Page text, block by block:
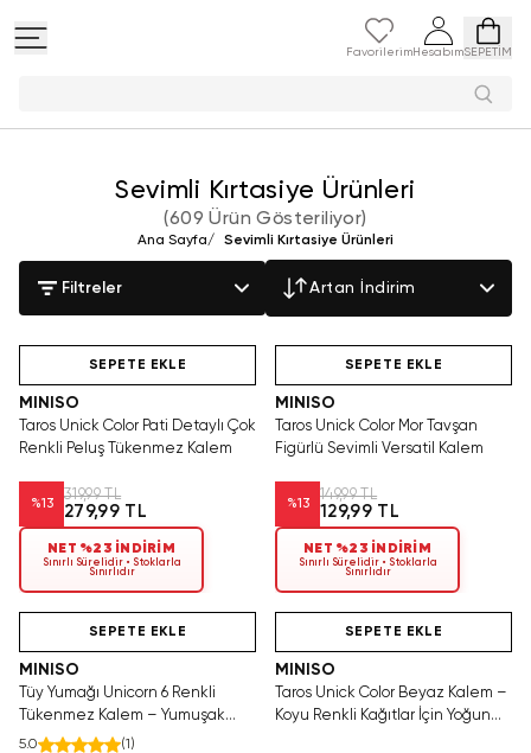
Favorilerim HesabımSEPETİM
Sevimli Kırtasiye Ürünleri
(609 Ürün Gösteriliyor)
Ana Sayfa/ Sevimli Kırtasiye Ürünleri
Filtreler Artan İndirim
Tükenmeden Satın Al
SEPETE EKLE
MINISO
Taros Unick Color Pati Detaylı Çok
Renkli Peluş Tükenmez Kalem
%13
319,99 TL
279,99 TL
NET %23 İNDİRİM
Sınırlı Sürelidir • Stoklarla
Sınırlıdır
SEPETE EKLE
MINISO
Taros Unick Color Mor Tavşan
Figürlü Sevimli Versatil Kalem
%13
149,99 TL
129,99 TL
NET %23 İNDİRİM
Sınırlı Sürelidir • Stoklarla
Sınırlıdır
Tükenmeden Satın Al
SEPETE EKLE
MINISO
Tüy Yumağı Unicorn 6 Renkli
Tükenmez Kalem – Yumuşak
Dokulu
5.0 (1 )
SEPETE EKLE
MINISO
Taros Unick Color Beyaz Kalem –
Koyu Renkli Kağıtlar İçin Yoğun